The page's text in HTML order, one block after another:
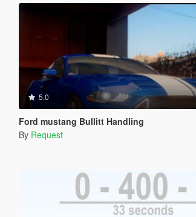
5.0
Ford mustang Bullitt Handling
By Request